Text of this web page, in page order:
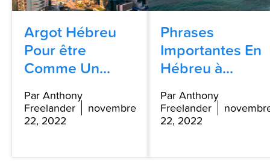
Argot Hébreu
Pour être
Comme Un...
Par Anthony
Freelander
novembre
22, 2022
Phrases
Importantes En
Hébreu à...
Par Anthony
Freelander
22, 2022